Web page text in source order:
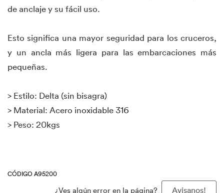
de anclaje y su fácil uso.
Esto significa una mayor seguridad para los cruceros,
y un ancla más ligera para las embarcaciones más
pequeñas.
> Estilo: Delta (sin bisagra)
> Material: Acero inoxidable 316
> Peso: 20kgs
CÓDIGO A95200
¿Ves algún error en la página? Avisanos!